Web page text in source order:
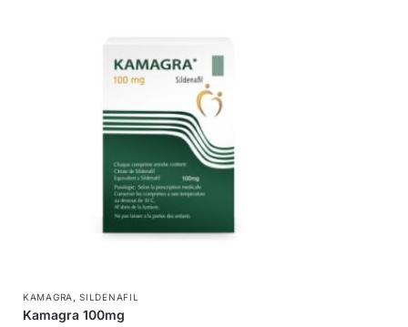
KAMAGRA ,SILDENAFIL
Kamagra 100mg